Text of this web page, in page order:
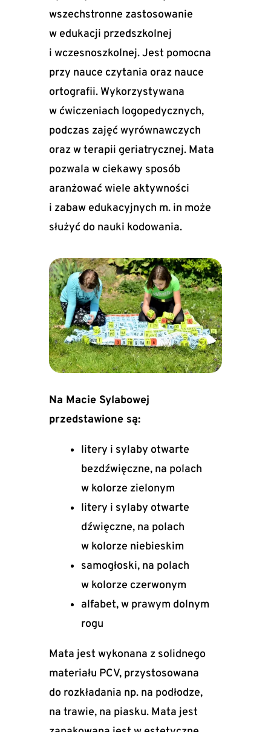
wszechstronne zastosowanie
w edukacji przedszkolnej
i wczesnoszkolnej. Jest pomocna
przy nauce czytania oraz nauce
ortografii. Wykorzystywana
w ćwiczeniach logopedycznych,
podczas zajęć wyrównawczych
oraz w terapii geriatrycznej. Mata
pozwala w ciekawy sposób
aranżować wiele aktywności
i zabaw edukacyjnych m. in może
służyć do nauki kodowania.
Na Macie Sylabowej
przedstawione są:
litery i sylaby otwarte
bezdźwięczne, na polach
w kolorze zielonym
litery i sylaby otwarte
dźwięczne, na polach
w kolorze niebieskim
samogłoski, na polach
w kolorze czerwonym
alfabet, w prawym dolnym
rogu
Mata jest wykonana z solidnego
materiału PCV, przystosowana
do rozkładania np. na podłodze,
na trawie, na piasku. Mata jest